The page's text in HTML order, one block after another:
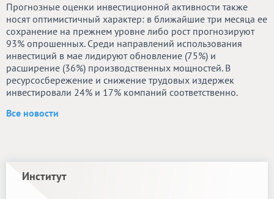
Прогнозные оценки инвестиционной активности также
носят оптимистичный характер: в ближайшие три месяца ее
сохранение на прежнем уровне либо рост прогнозируют
93% опрошенных. Среди направлений использования
инвестиций в мае лидируют обновление (75%) и
расширение (36%) производственных мощностей. В
ресурсосбережение и снижение трудовых издержек
инвестировали 24% и 17% компаний соответственно.
Все новости
Институт